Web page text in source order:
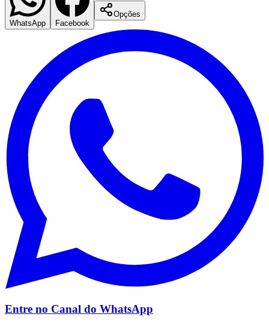
Fluminense
WhatsApp Facebook
Opções
Entre no Canal do WhatsApp